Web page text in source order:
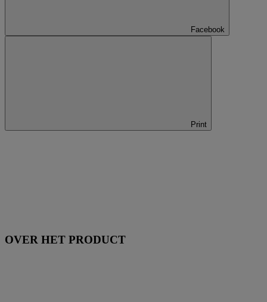
Facebook
Print
OVER HET PRODUCT